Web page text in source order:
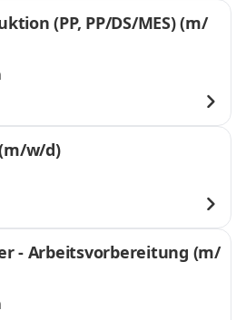
(PP, PP/DS/MES) (m/
w/d)
- Arbeitsvorbereitung (m/